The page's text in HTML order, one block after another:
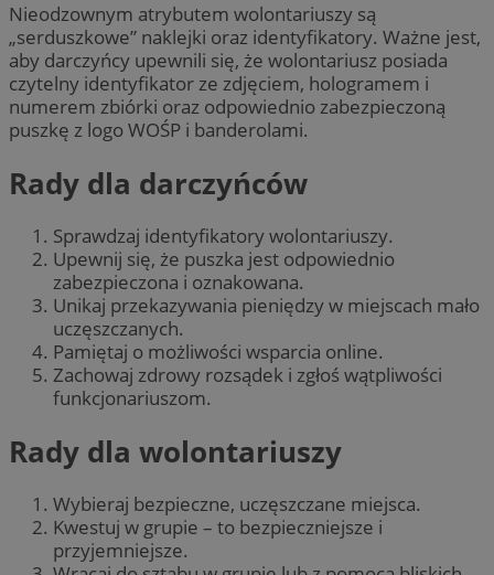
Nieodzownym atrybutem wolontariuszy są
„serduszkowe” naklejki oraz identyfikatory. Ważne jest,
aby darczyńcy upewnili się, że wolontariusz posiada
czytelny identyfikator ze zdjęciem, hologramem i
numerem zbiórki oraz odpowiednio zabezpieczoną
puszkę z logo WOŚP i banderolami.
Rady dla darczyńców
Sprawdzaj identyfikatory wolontariuszy.
Upewnij się, że puszka jest odpowiednio
zabezpieczona i oznakowana.
Unikaj przekazywania pieniędzy w miejscach mało
uczęszczanych.
Pamiętaj o możliwości wsparcia online.
Zachowaj zdrowy rozsądek i zgłoś wątpliwości
funkcjonariuszom.
Rady dla wolontariuszy
Wybieraj bezpieczne, uczęszczane miejsca.
Kwestuj w grupie – to bezpieczniejsze i
przyjemniejsze.